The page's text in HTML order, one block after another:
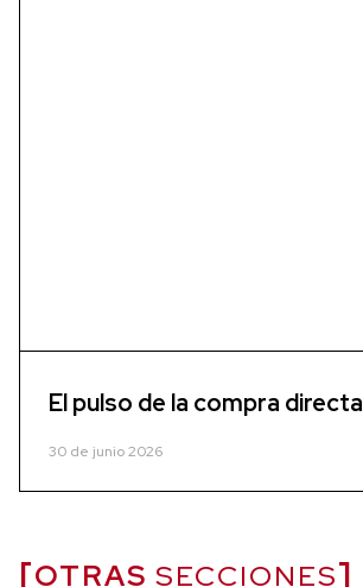
El pulso de la compra directa
30 de junio 2026
OTRAS SECCIONES